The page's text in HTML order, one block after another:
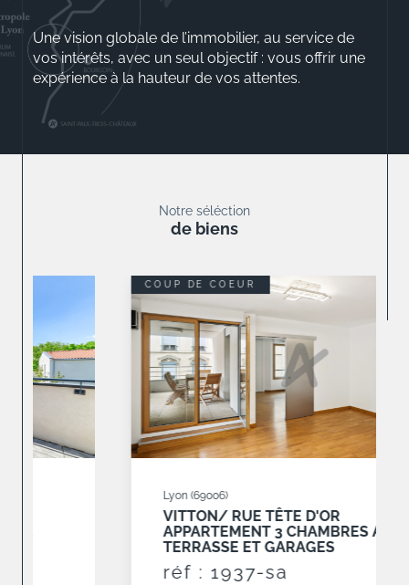
Une vision globale de l’immobilier, au service de
vos intérêts, avec un seul objectif : vous offrir une
expérience à la hauteur de vos attentes.
Notre séléction
de biens
COUP DE COEUR
VITTON/ RUE TÊTE D'OR
APPARTEMENT 3 CHAMBRES AVEC
TERRASSE ET GARAGES
réf : 1937-sa